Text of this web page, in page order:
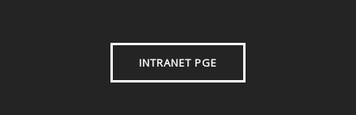
INTRANET PGE